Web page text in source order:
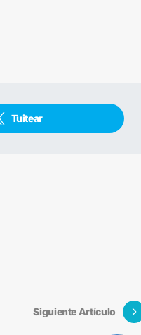
Tuitear
Siguiente Artículo